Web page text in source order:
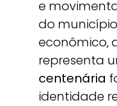
e
do
econômico,
representa
centenária
identidade